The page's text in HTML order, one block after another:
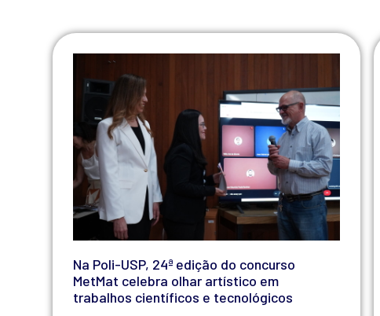
Na Poli-USP, 24ª edição do concurso
MetMat celebra olhar artístico em
trabalhos científicos e tecnológicos